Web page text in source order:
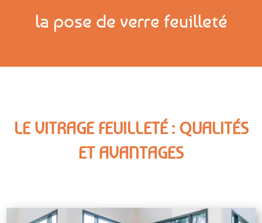
la pose de verre feuilleté
LE VITRAGE FEUILLETÉ : QUALITÉS
ET AVANTAGES